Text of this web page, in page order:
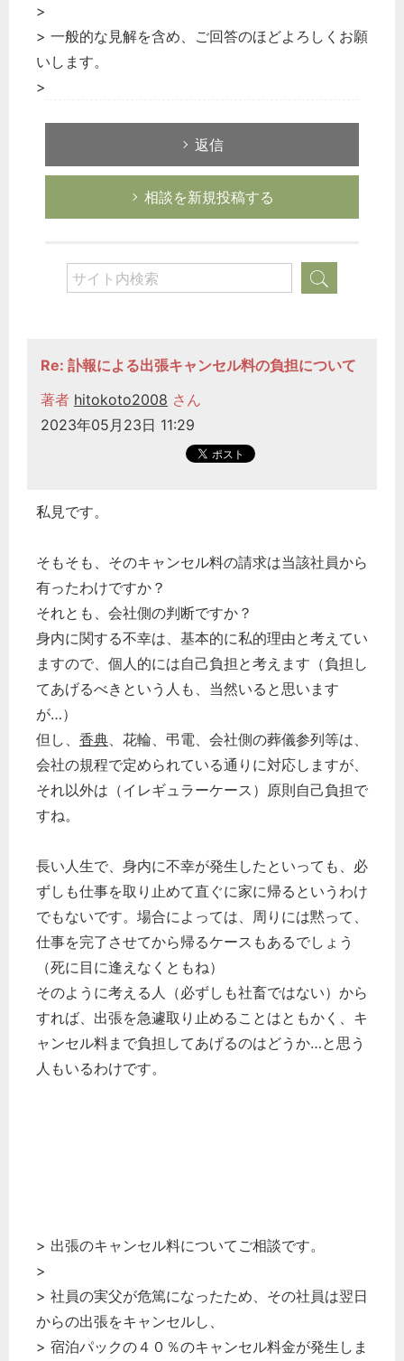
>
> 一般的な見解を含め、ご回答のほどよろしくお願
いします。
>
返信
相談を新規投稿する
Re: 訃報による出張キャンセル料の負担について
著者 hitokoto2008 さん
2023年05月23日 11:29
私見です。
そもそも、そのキャンセル料の請求は当該社員から
有ったわけですか？
それとも、会社側の判断ですか？
身内に関する不幸は、基本的に私的理由と考えてい
ますので、個人的には自己負担と考えます（負担し
てあげるべきという人も、当然いると思います
が…）
但し、 香典、花輪、弔電、会社側の葬儀参列等は、
会社の規程で定められている通りに対応しますが、
それ以外は（イレギュラーケース）原則自己負担で
すね。
長い人生で、身内に不幸が発生したといっても、必
ずしも仕事を取り止めて直ぐに家に帰るというわけ
でもないです。場合によっては、周りには黙って、
仕事を完了させてから帰るケースもあるでしょう
（死に目に逢えなくともね）
そのように考える人（必ずしも社畜ではない）から
すれば、出張を急遽取り止めることはともかく、キ
ャンセル料まで負担してあげるのはどうか…と思う
人もいるわけです。
> 出張のキャンセル料についてご相談です。
>
> 社員の実父が危篤になったため、その社員は翌日
からの出張をキャンセルし、
> 宿泊パックの４０％のキャンセル料金が発生しま
選択してください
労務管理